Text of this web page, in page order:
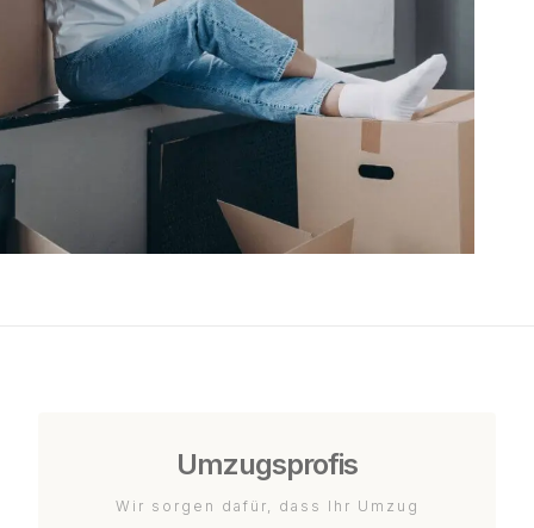
Umzugsprofis
Wir sorgen dafür, dass Ihr Umzug